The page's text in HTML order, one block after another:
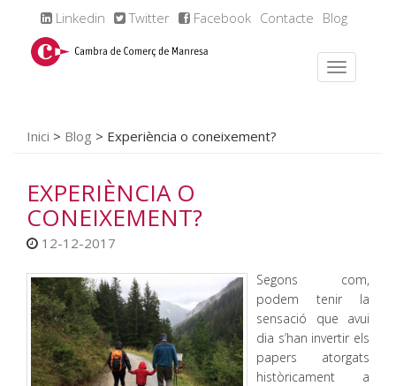
Linkedin Twitter Facebook Contacte Blog
Inici > Blog > Experiència o coneixement?
EXPERIÈNCIA O
CONEIXEMENT?
12-12-2017
Segons com,
podem tenir la
sensació que avui
dia s’han invertir els
papers atorgats
històricament a